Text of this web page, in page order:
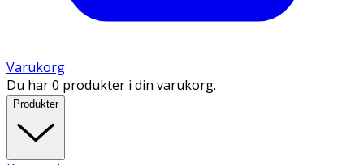
Varukorg
Du har 0 produkter i din varukorg.
Produkter